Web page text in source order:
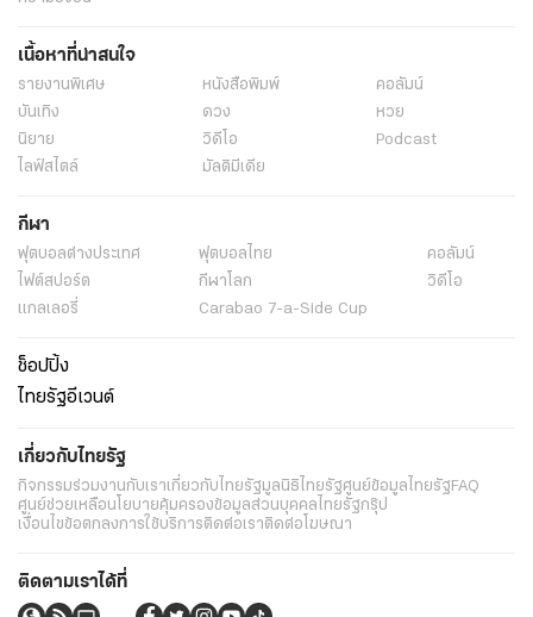
เนื้อหาที่น่าสนใจ
รายงานพิเศษ หนังสือพิมพ์
คอลัมน์
บันเทิง
ดวง
หวย
นิยาย
วิดีโอ
Podcast
ไลฟ์สไตล์
มัลติมีเดีย
กีฬา
ฟุตบอลต่่างประเทศ ฟุตบอลไทย
คอลัมน์
ไฟต์สปอร์ต
กีฬาโลก
วิดีโอ
แกลเลอรี่
Carabao 7-a-Side Cup
ช็อปปิ้ง
ไทยรัฐอีเวนต์
เกี่ยวกับไทยรัฐ
กิจกรรมร่วมงานกับเราเกี่ยวกับไทยรัฐมูลนิธิไทยรัฐศูนย์ข้อมูลไทยรัฐ FAQ
ศูนย์ช่วยเหลือนโยบายคุ้มครองข้อมูลส่วนบุคคลไทยรัฐกรุ๊ป
เงื่อนไขข้อตกลงการใช้บริการติดต่อเราติดต่อโฆษณา
ติดตามเราได้ที่